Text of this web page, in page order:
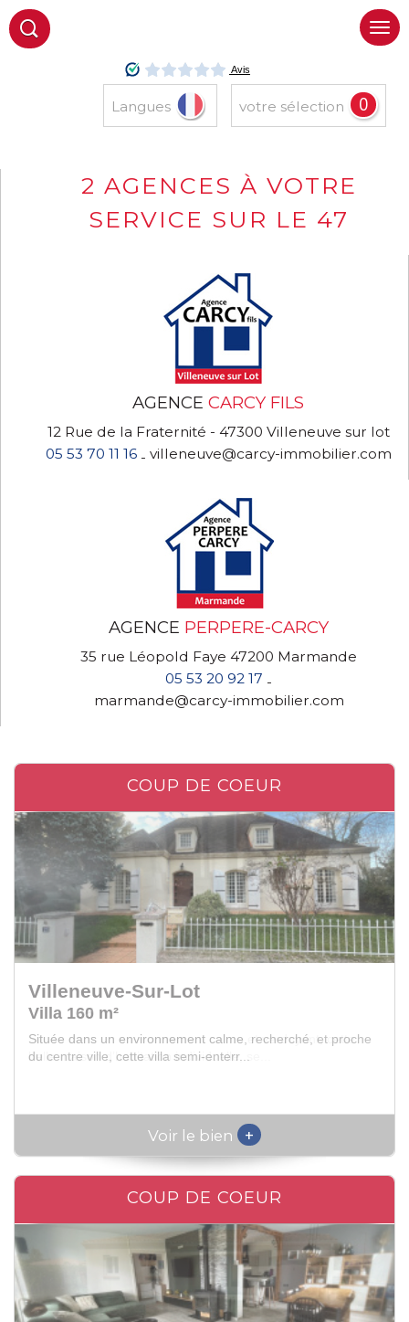
votre sélection 0
Langues
2 AGENCES À VOTRE
SERVICE SUR LE 47
AGENCE CARCY FILS
12 Rue de la Fraternité - 47300 Villeneuve sur lot
05 53 70 11 16- villeneuve@carcy-immobilier.com
AGENCE PERPERE-CARCY
35 rue Léopold Faye 47200 Marmande
05 53 20 92 17 -
marmande@carcy-immobilier.com
COUP DE COEUR
Villeneuve-Sur-Lot
Villa 135 m²
Située dans un environnement calme et verdoyant, cette
belle maison d’habitation individuelle, se...
Voir le bien +
COUP DE COEUR